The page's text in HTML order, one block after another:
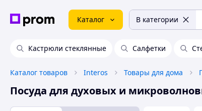
Каталог В категории
Кастрюли стеклянные Салфетки
Каталог товаров Interos Товары для дома
Посуда для духовых и